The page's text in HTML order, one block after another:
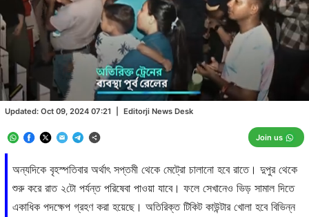
অন্যদিকে বৃহস্পতিবার অর্থাৎ সপ্তমী থেকে মেট্রো চালানো হবে রাতে। দুপুর থেকে
শুরু করে রাত ২টো পর্যন্ত পরিষেবা পাওয়া যাবে। ফলে সেখানেও ভিড় সামাল দিতে
একাধিক পদক্ষেপ গ্রহণ করা হয়েছে। অতিরিক্ত টিকিট কাউন্টার খোলা হবে বিভিন্ন
Updated: Oct 09, 2024 07:21 Editorji News Desk
Join us
Unmute
/
Loaded
43.87%